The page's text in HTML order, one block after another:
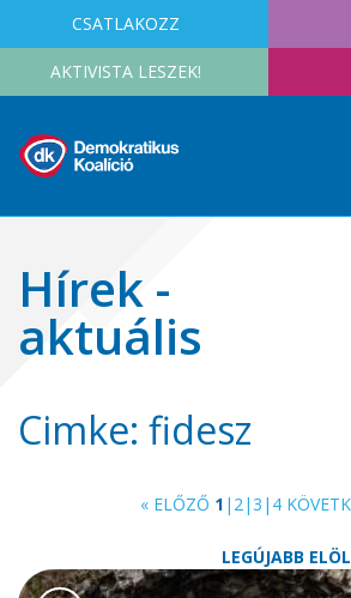
CSATLAKOZZ
AKTIVISTA LESZEK!
Hírek -
aktuális
Cimke: fidesz
« ELŐZŐ 1 | 2|3 | 4
LEGÚJABB ELÖL